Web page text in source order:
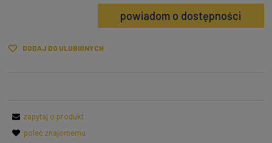
powiadom o dostępności
DODAJ DO ULUBIONYCH
zapytaj o produkt
poleć znajomemu